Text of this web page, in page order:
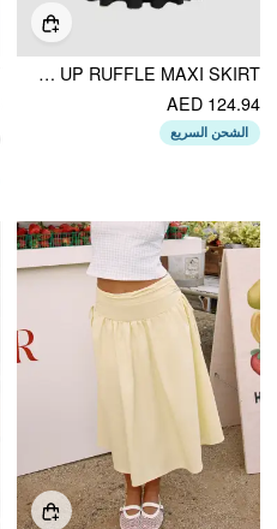
MID RISE SOLID BUTTON LACE UP RUFFLE MAXI SKIRT
AED 124.94
الشحن السريع